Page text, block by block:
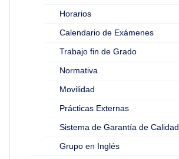
Horarios
Calendario de Exámenes
Trabajo fin de Grado
Normativa
Movilidad
Prácticas Externas
Sistema de Garantía de Calidad
Grupo en Inglés